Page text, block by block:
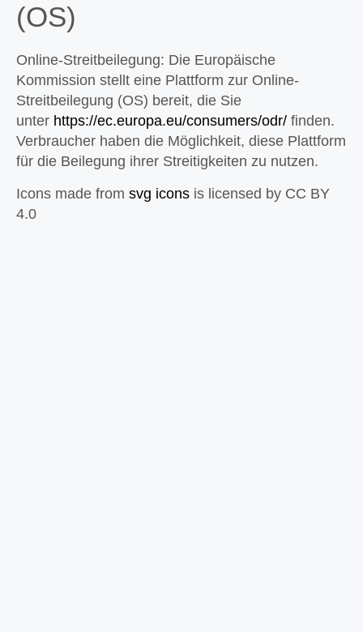
(OS)
Online-Streitbeilegung: Die Europäische
Kommission stellt eine Plattform zur Online-
Streitbeilegung (OS) bereit, die Sie
unter https://ec.europa.eu/consumers/odr/ finden.
Verbraucher haben die Möglichkeit, diese Plattform
für die Beilegung ihrer Streitigkeiten zu nutzen.
Icons made from svg icons is licensed by CC BY
4.0